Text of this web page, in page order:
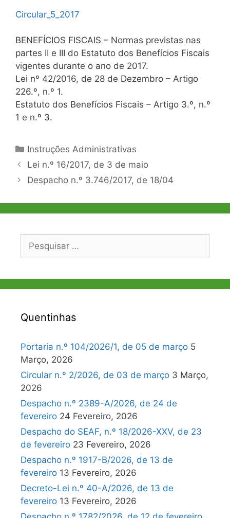
Circular_5_2017
BENEFÍCIOS FISCAIS – Normas previstas nas
partes II e III do Estatuto dos Benefícios Fiscais
vigentes durante o ano de 2017.
Lei nº 42/2016, de 28 de Dezembro – Artigo
226.º, n.º 1.
Estatuto dos Benefícios Fiscais – Artigo 3.º, n.º
1 e n.º 3.
Categorias
Instruções Administrativas
Navegação
de
Lei n.º 16/2017, de 3 de maio
Despacho n.º 3.746/2017, de 18/04
Pesquisar
Quentinhas
Portaria n.º 104/2026/1, de 05 de março 5
Março, 2026
Circular n.º 2/2026, de 03 de março 3 Março,
2026
Despacho n.º 2389-A/2026, de 24 de
fevereiro 24 Fevereiro, 2026
Despacho do SEAF, n.º 18/2026-XXV, de 23
de fevereiro 23 Fevereiro, 2026
Despacho n.º 1917-B/2026, de 13 de
fevereiro 13 Fevereiro, 2026
Decreto-Lei n.º 40-A/2026, de 13 de
fevereiro 13 Fevereiro, 2026